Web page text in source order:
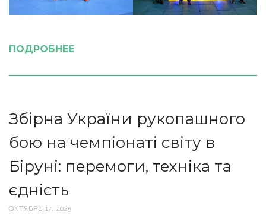
ПОДРОБНЕЕ
Збірна України рукопашного
бою на чемпіонаті світу в
Біруні: перемоги, техніка та
єдність
ОКТЯБРЬ 17, 2025